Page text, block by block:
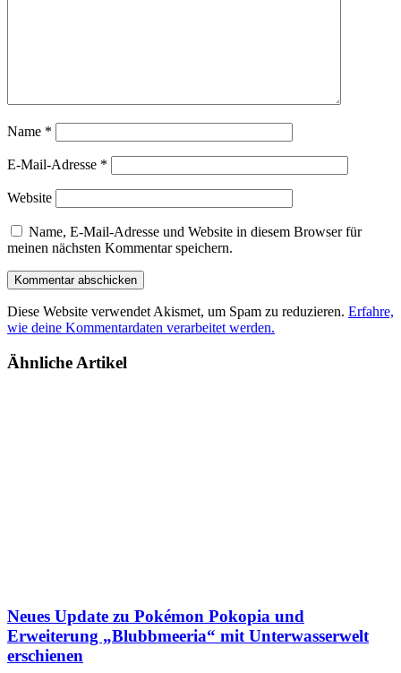
Name *
E-Mail-Adresse *
Website
Name, E-Mail-Adresse und Website in diesem Browser für
meinen nächsten Kommentar speichern.
Diese Website verwendet Akismet, um Spam zu reduzieren. Erfahre,
wie deine Kommentardaten verarbeitet werden.
Ähnliche Artikel
Neues Update zu Pokémon Pokopia und
Erweiterung „Blubbmeeria“ mit Unterwasserwelt
erschienen